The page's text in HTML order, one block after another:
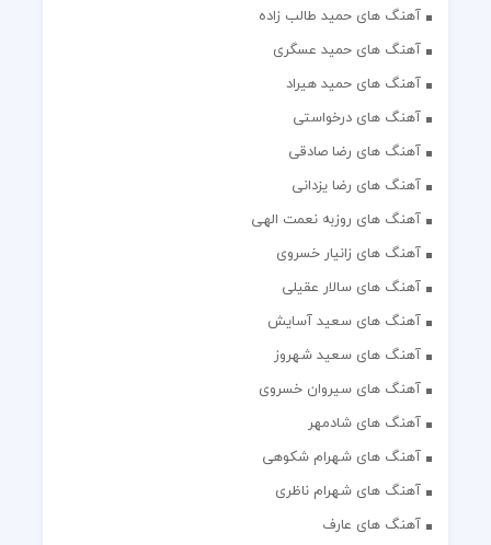
آهنگ های حمید طالب زاده
آهنگ های حمید عسگری
آهنگ های حمید هیراد
آهنگ های درخواستی
آهنگ های رضا صادقی
آهنگ های رضا یزدانی
آهنگ های روزبه نعمت الهی
آهنگ های زانیار خسروی
آهنگ های سالار عقیلی
آهنگ های سعید آسایش
آهنگ های سعید شهروز
آهنگ های سیروان خسروی
آهنگ های شادمهر
آهنگ های شهرام شکوهی
آهنگ های شهرام ناظری
آهنگ های عارف